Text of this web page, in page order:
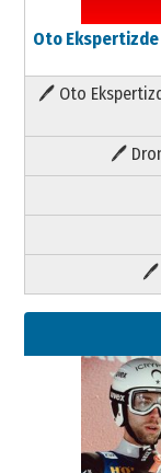
Oto
🖊 Oto
🖊
🖊